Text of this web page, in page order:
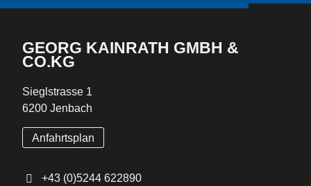
GEORG KAINRATH GMBH &
CO.KG
Sieglstrasse 1
6200 Jenbach
Anfahrtsplan
+43 (0)5244 622890